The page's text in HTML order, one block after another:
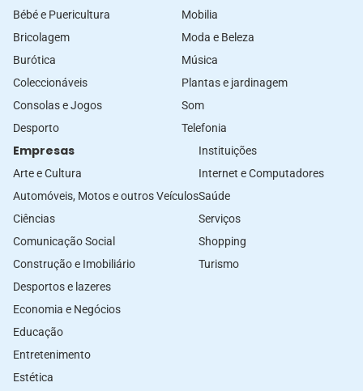
Bébé e Puericultura
Bricolagem
Burótica
Coleccionáveis
Consolas e Jogos
Desporto
Mobilia
Moda e Beleza
Música
Plantas e jardinagem
Som
Telefonia
Empresas
Arte e Cultura
Automóveis, Motos e outros Veículos
Ciências
Comunicação Social
Construção e Imobiliário
Desportos e lazeres
Economia e Negócios
Educação
Entretenimento
Estética
Instituições
Internet e Computadores
Saúde
Serviços
Shopping
Turismo